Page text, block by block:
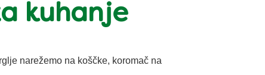
kuhanje
narežemo na koščke, koromač na